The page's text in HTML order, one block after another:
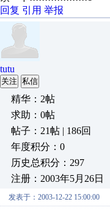
回复 引用 举报
tutu
关注 私信
精华：2帖
求助：0帖
帖子：21帖 | 186回
年度积分：0
历史总积分：297
注册：2003年5月26日
发表于：2003-12-22 15:00:00